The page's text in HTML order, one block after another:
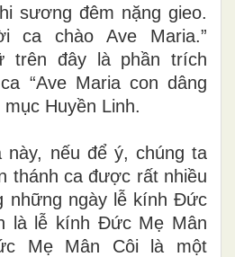
sương đêm nặng gieo.
ca chào Ave Maria.”
trên đây là phần trích
“Ave Maria con dâng
Huyền Linh.
này, nếu để ý, chúng ta
thánh ca được rất nhiều
những ngày lễ kính Đức
là lễ kính Đức Mẹ Mân
Mẹ Mân Côi là một